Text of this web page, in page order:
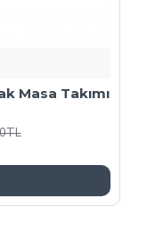
Masa
veya
Antrasit